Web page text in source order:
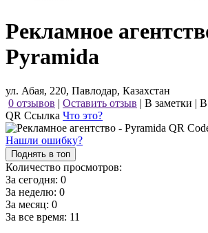
Рекламное
Pyramida
ул. Абая, 220, Павлодар, Казахстан
0 отзывов | Оставить отзыв | В заметки | В
QR Ссылка Что это?
Нашли ошибку?
Поднять в топ
Количество просмотров:
За сегодня: 0
За неделю: 0
За месяц: 0
За все время: 11